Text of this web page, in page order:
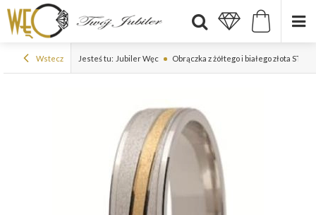
Wstecz Jesteś tu: Jubiler Węc Obrączka z żółtego i białego złota ST-